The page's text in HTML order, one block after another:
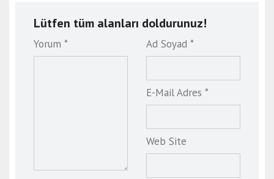
Lütfen tüm alanları doldurunuz!
Yorum * Ad Soyad *
E-Mail Adres *
Web Site